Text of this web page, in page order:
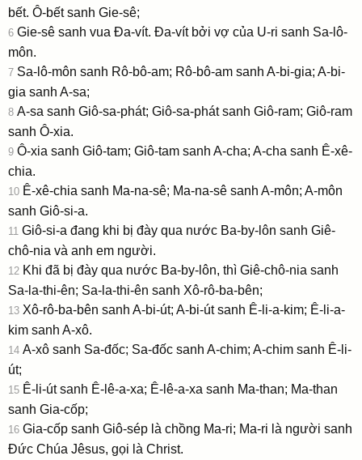
bết. Ô-bết sanh Gie-sê;
6 Gie-sê sanh vua Ða-vít. Ða-vít bởi vợ của U-ri sanh Sa-lô-
môn.
7 Sa-lô-môn sanh Rô-bô-am; Rô-bô-am sanh A-bi-gia; A-bi-
gia sanh A-sa;
8 A-sa sanh Giô-sa-phát; Giô-sa-phát sanh Giô-ram; Giô-ram
sanh Ô-xia.
9 Ô-xia sanh Giô-tam; Giô-tam sanh A-cha; A-cha sanh Ê-xê-
chia.
10 Ê-xê-chia sanh Ma-na-sê; Ma-na-sê sanh A-môn; A-môn
sanh Giô-si-a.
11 Giô-si-a đang khi bị đày qua nước Ba-by-lôn sanh Giê-
chô-nia và anh em người.
12 Khi đã bị đày qua nước Ba-by-lôn, thì Giê-chô-nia sanh
Sa-la-thi-ên; Sa-la-thi-ên sanh Xô-rô-ba-bên;
13 Xô-rô-ba-bên sanh A-bi-út; A-bi-út sanh Ê-li-a-kim; Ê-li-a-
kim sanh A-xô.
14 A-xô sanh Sa-đốc; Sa-đốc sanh A-chim; A-chim sanh Ê-li-
út;
15 Ê-li-út sanh Ê-lê-a-xa; Ê-lê-a-xa sanh Ma-than; Ma-than
sanh Gia-cốp;
16 Gia-cốp sanh Giô-sép là chồng Ma-ri; Ma-ri là người sanh
Ðức Chúa Jêsus, gọi là Christ.